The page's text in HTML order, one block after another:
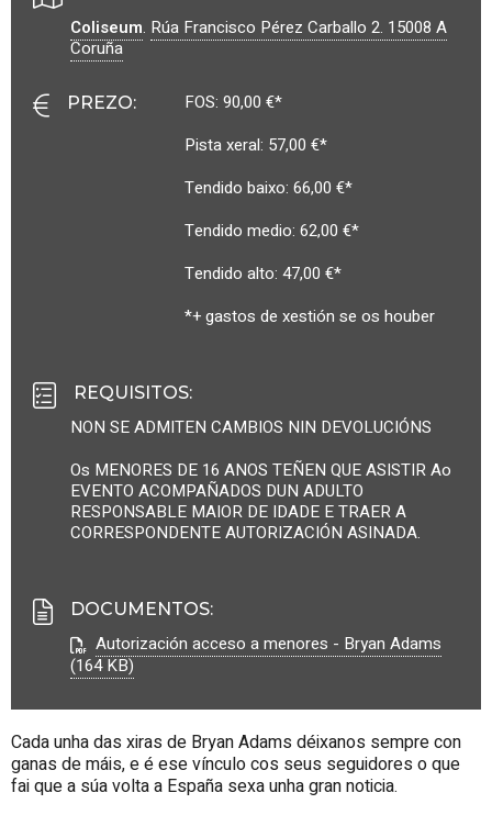
Coliseum. Rúa Francisco Pérez Carballo 2. 15008 A
Coruña
PREZO:
FOS: 90,00 €*
Pista xeral: 57,00 €*
Tendido baixo: 66,00 €*
Tendido medio: 62,00 €*
Tendido alto: 47,00 €*
*+ gastos de xestión se os houber
REQUISITOS:
NON SE ADMITEN CAMBIOS NIN DEVOLUCIÓNS
Os MENORES DE 16 ANOS TEÑEN QUE ASISTIR Ao
EVENTO ACOMPAÑADOS DUN ADULTO
RESPONSABLE MAIOR DE IDADE E TRAER A
CORRESPONDENTE AUTORIZACIÓN ASINADA.
DOCUMENTOS:
Autorización acceso a menores - Bryan Adams
(164 KB)
Cada unha das xiras de Bryan Adams déixanos sempre con
ganas de máis, e é ese vínculo cos seus seguidores o que
fai que a súa volta a España sexa unha gran noticia.